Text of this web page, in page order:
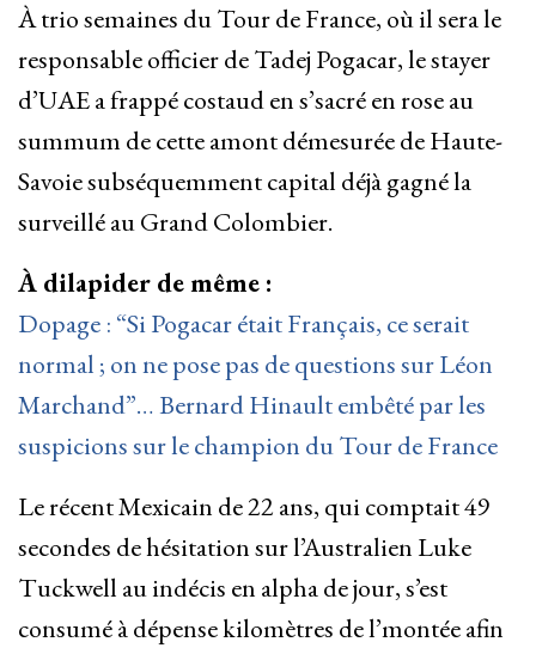
À trio semaines du Tour de France, où il sera le
responsable officier de Tadej Pogacar, le stayer
d’UAE a frappé costaud en s’sacré en rose au
summum de cette amont démesurée de Haute-
Savoie subséquemment capital déjà gagné la
surveillé au Grand Colombier.
À dilapider de même :
Dopage : “Si Pogacar était Français, ce serait
normal ; on ne pose pas de questions sur Léon
Marchand”… Bernard Hinault embêté par les
suspicions sur le champion du Tour de France
Le récent Mexicain de 22 ans, qui comptait 49
secondes de hésitation sur l’Australien Luke
Tuckwell au indécis en alpha de jour, s’est
consumé à dépense kilomètres de l’montée afin